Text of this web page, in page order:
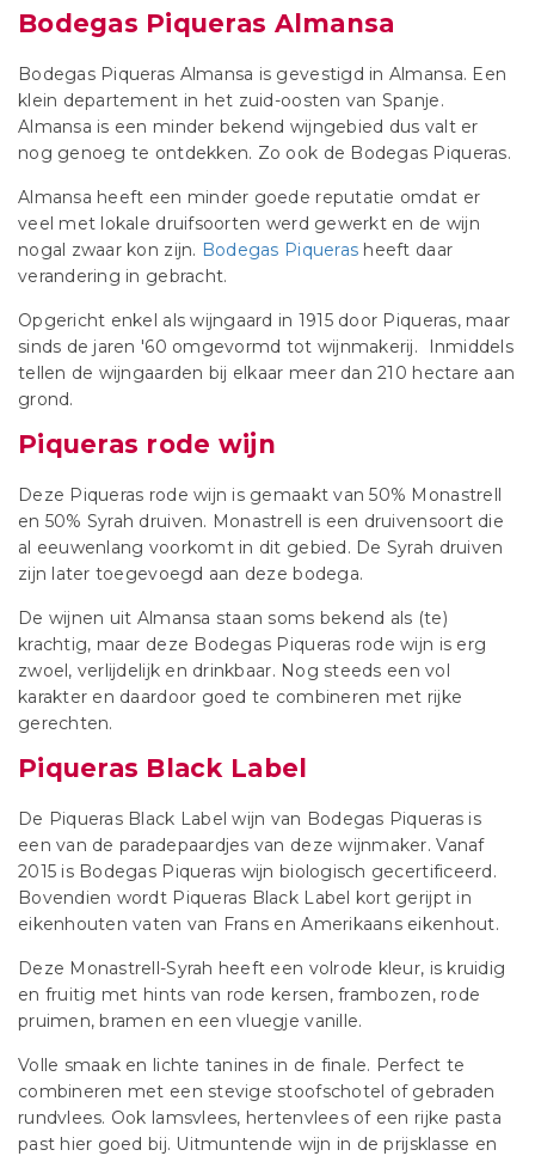
Bodegas Piqueras Almansa
Bodegas Piqueras Almansa is gevestigd in Almansa. Een
klein departement in het zuid-oosten van Spanje.
Almansa is een minder bekend wijngebied dus valt er
nog genoeg te ontdekken. Zo ook de Bodegas Piqueras.
Almansa heeft een minder goede reputatie omdat er
veel met lokale druifsoorten werd gewerkt en de wijn
nogal zwaar kon zijn. Bodegas Piqueras heeft daar
verandering in gebracht.
Opgericht enkel als wijngaard in 1915 door Piqueras, maar
sinds de jaren '60 omgevormd tot wijnmakerij. Inmiddels
tellen de wijngaarden bij elkaar meer dan 210 hectare aan
grond.
Piqueras rode wijn
Deze Piqueras rode wijn is gemaakt van 50% Monastrell
en 50% Syrah druiven. Monastrell is een druivensoort die
al eeuwenlang voorkomt in dit gebied. De Syrah druiven
zijn later toegevoegd aan deze bodega.
De wijnen uit Almansa staan soms bekend als (te)
krachtig, maar deze Bodegas Piqueras rode wijn is erg
zwoel, verlijdelijk en drinkbaar. Nog steeds een vol
karakter en daardoor goed te combineren met rijke
gerechten.
Piqueras Black Label
De Piqueras Black Label wijn van Bodegas Piqueras is
een van de paradepaardjes van deze wijnmaker. Vanaf
2015 is Bodegas Piqueras wijn biologisch gecertificeerd.
Bovendien wordt Piqueras Black Label kort gerijpt in
eikenhouten vaten van Frans en Amerikaans eikenhout.
Deze Monastrell-Syrah heeft een volrode kleur, is kruidig
en fruitig met hints van rode kersen, frambozen, rode
pruimen, bramen en een vluegje vanille.
Volle smaak en lichte tanines in de finale. Perfect te
combineren met een stevige stoofschotel of gebraden
rundvlees. Ook lamsvlees, hertenvlees of een rijke pasta
past hier goed bij. Uitmuntende wijn in de prijsklasse en